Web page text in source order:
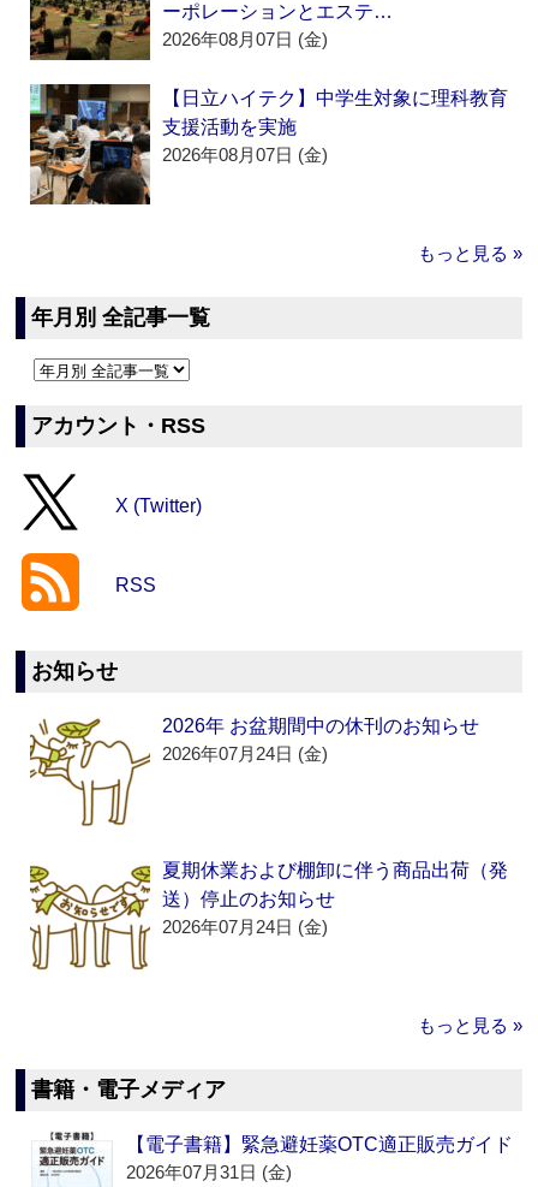
ーポレーションとエステ…
2026年08月07日 (金)
【日立ハイテク】中学生対象に理科教育
支援活動を実施
2026年08月07日 (金)
もっと見る »
年月別 全記事一覧
アカウント・RSS
X (Twitter)
RSS
お知らせ
2026年 お盆期間中の休刊のお知らせ
2026年07月24日 (金)
夏期休業および棚卸に伴う商品出荷（発
送）停止のお知らせ
2026年07月24日 (金)
もっと見る »
書籍・電子メディア
【電子書籍】緊急避妊薬OTC適正販売ガイド
2026年07月31日 (金)